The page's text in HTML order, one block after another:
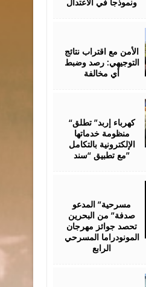
الأمن مع اقتراب نتائج
التوجيهي: رصد وضبط
أي مخالفة
2026
“كهرباء إربد” تطلق
منظومة خدماتها
الإلكترونية بالتكامل
مع تطبيق “سند”
مسرحية” المدعو
صدفة” من البحرين
تحصد جوائز مهرجان
المونودراما المسرحي
الرابع